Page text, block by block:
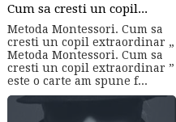
Cum sa cresti un copil...
Metoda Montessori. Cum sa
cresti un copil extraordinar „
Metoda Montessori. Cum sa
cresti un copil extraordinar ”
este o carte am spune f...